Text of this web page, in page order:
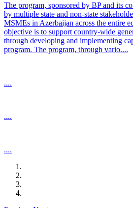
The program, sponsored by BP and its
by multiple state and non-state
MSMEs in Azerbaijan across the entire
objective is to support country-wide
through developing and implementing
program. The program, through vario....
....
....
....